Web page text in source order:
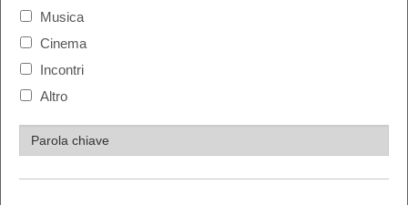
Musica
Cinema
Incontri
Altro